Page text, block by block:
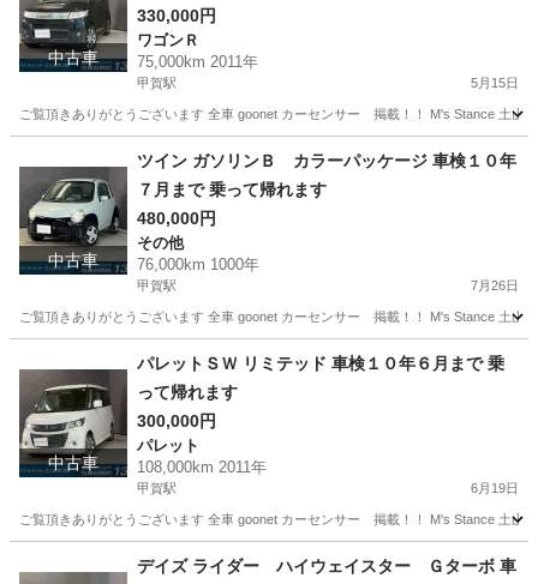
中古車
330,000円
ワゴンＲ
75,000km 2011年
甲賀駅 5月15日
ご覧頂きありがとうございます 全車 goonet カーセンサー 掲載！！ M's Stance 土
甲賀駅 ワゴンＲ
中古車
ツイン ガソリンＢ カラーパッケージ 車検１０年
７月まで 乗って帰れます
480,000円
その他
76,000km 1000年
甲賀駅 7月26日
ご覧頂きありがとうございます 全車 goonet カーセンサー 掲載！！ M's Stance 土
甲賀駅 その他 ツイン
中古車
パレットＳＷ リミテッド 車検１０年６月まで 乗
って帰れます
300,000円
パレット
108,000km 2011年
甲賀駅 6月19日
ご覧頂きありがとうございます 全車 goonet カーセンサー 掲載！！ M's Stance 土
甲賀駅 パレット goonet
デイズ ライダー ハイウェイスター Ｇターボ 車